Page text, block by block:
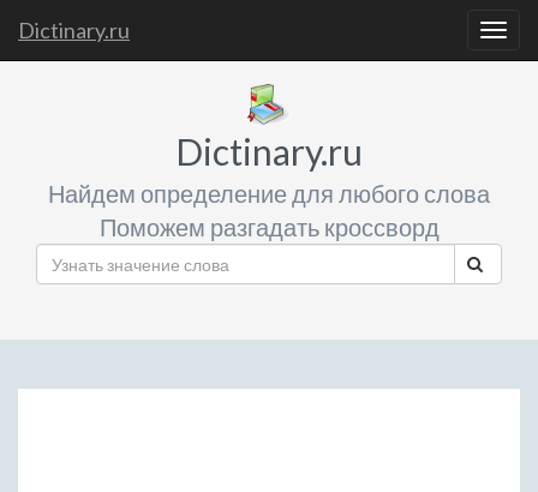
Dictinary.ru
Dictinary.ru
Найдем определение для любого слова
Поможем разгадать кроссворд